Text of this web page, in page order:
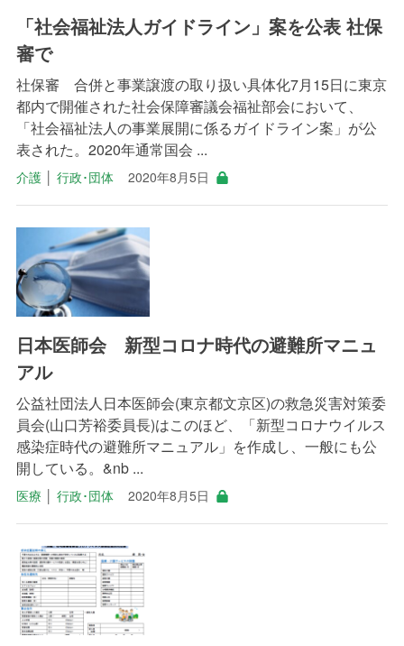
「社会福祉法人ガイドライン」案を公表 社保
審で
社保審 合併と事業譲渡の取り扱い具体化7月15日に東京
都内で開催された社会保障審議会福祉部会において、
「社会福祉法人の事業展開に係るガイドライン案」が公
表された。2020年通常国会 ...
介護│ 行政･団体 2020年8月5日
日本医師会 新型コロナ時代の避難所マニュ
アル
公益社団法人日本医師会(東京都文京区)の救急災害対策委
員会(山口芳裕委員長)はこのほど、「新型コロナウイルス
感染症時代の避難所マニュアル」を作成し、一般にも公
開している。&nb ...
医療 行政･団体 2020年8月5日